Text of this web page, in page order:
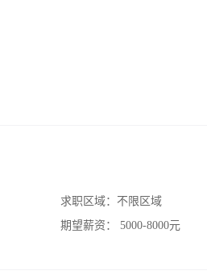
求职区域： 不限区域
期望薪资：
5000-8000元